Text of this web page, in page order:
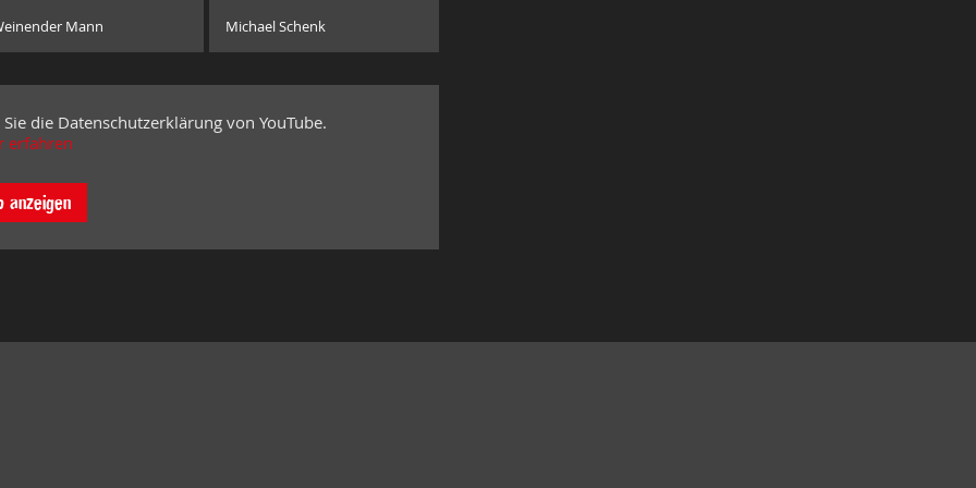
Mann Michael Schenk
die Datenschutzerklärung von YouTube.
erfahren
anzeigen